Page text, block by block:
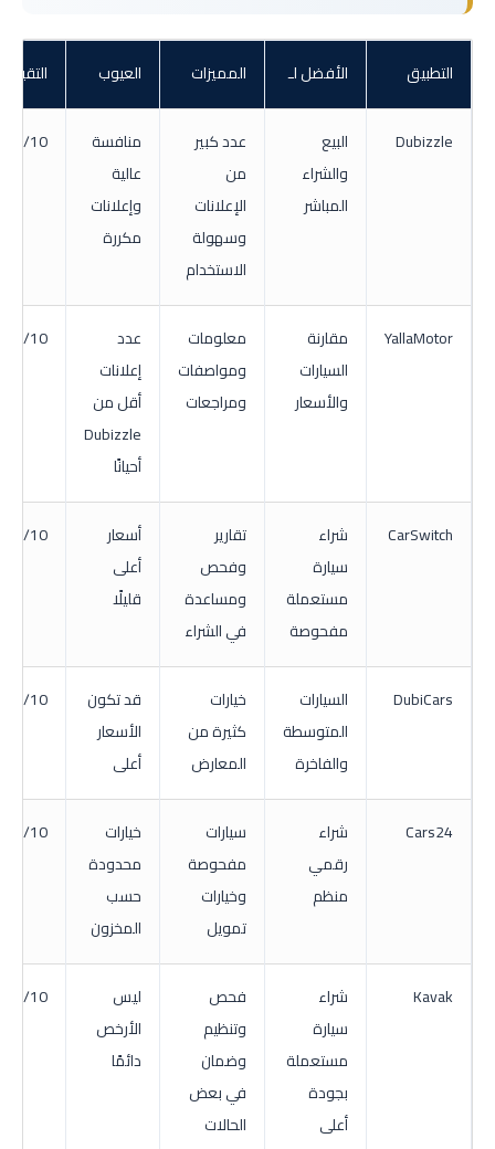
التطبيق الأفضل لـ المميزات العيوب التقييم
Dubizzle
البيع
والشراء
المباشر
عدد كبير
من
الإعلانات
وسهولة
الاستخدام
منافسة
عالية
وإعلانات
مكررة
9/10
YallaMotor
مقارنة
السيارات
والأسعار
معلومات
ومواصفات
ومراجعات
عدد
إعلانات
أقل من
Dubizzle
أحيانًا
8.5/10
CarSwitch
شراء
سيارة
مستعملة
مفحوصة
تقارير
وفحص
ومساعدة
في الشراء
أسعار
أعلى
قليلًا
8.5/10
DubiCars
السيارات
المتوسطة
والفاخرة
خيارات
كثيرة من
المعارض
قد تكون
الأسعار
أعلى
8/10
Cars24
شراء
رقمي
منظم
سيارات
مفحوصة
وخيارات
تمويل
خيارات
محدودة
حسب
المخزون
8/10
Kavak
شراء
سيارة
مستعملة
بجودة
أعلى
فحص
وتنظيم
وضمان
في بعض
الحالات
ليس
الأرخص
دائمًا
8/10